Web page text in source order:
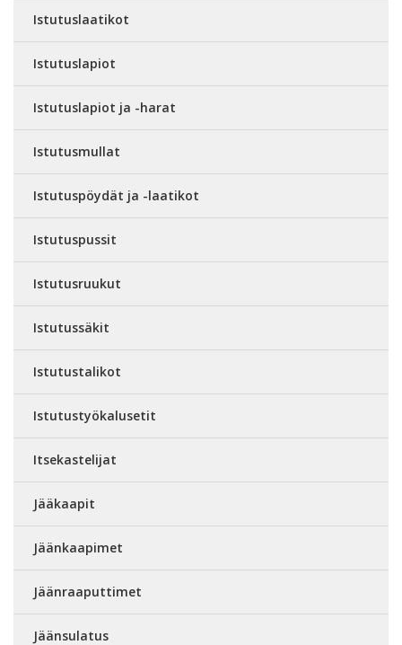
Istutuslaatikot
Istutuslapiot
Istutuslapiot ja -harat
Istutusmullat
Istutuspöydät ja -laatikot
Istutuspussit
Istutusruukut
Istutussäkit
Istutustalikot
Istutustyökalusetit
Itsekastelijat
Jääkaapit
Jäänkaapimet
Jäänraaputtimet
Jäänsulatus